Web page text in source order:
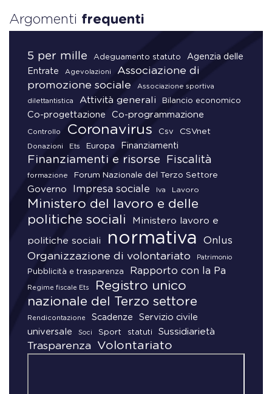
Argomenti frequenti
5 per mille Adeguamento statuto
Agenzia delle
Entrate
Agevolazioni
Associazione di
promozione sociale
Associazione sportiva
dilettantistica Attività generali Bilancio economico
Co-progettazione Co-programmazione
Controllo Coronavirus Csv CSVnet
Donazioni Ets Europa Finanziamenti
Finanziamenti e risorse Fiscalità
formazione Forum Nazionale del Terzo Settore
Governo Impresa sociale Iva Lavoro
Ministero del lavoro e delle
politiche sociali
Ministero lavoro e
politiche sociali normativa Onlus
Organizzazione di volontariato Patrimonio
Pubblicità e trasparenza Rapporto con la Pa
Regime fiscale Ets
Registro unico
nazionale del Terzo settore
Rendicontazione Scadenze
Servizio civile
universale
Soci Sport statuti Sussidiarietà
Trasparenza Volontariato